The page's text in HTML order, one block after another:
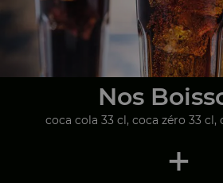
Nos
coca cola 33 cl, coca zéro 33 cl,
+